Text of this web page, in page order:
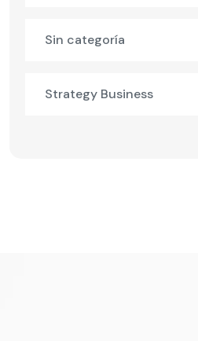
Sin categoría
Strategy Business